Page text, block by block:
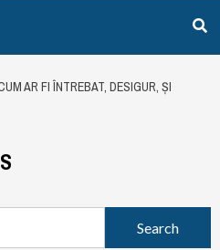
AR FI ÎNTREBAT, DESIGUR, ȘI